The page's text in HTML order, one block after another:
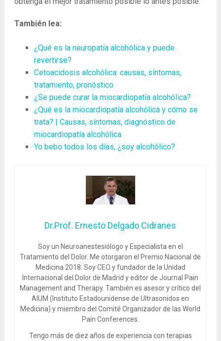
También lea:
¿Qué es la neuropatía alcohólica y puede
revertirse?
Cetoacidosis alcohólica: causas, síntomas,
tratamiento, pronóstico
¿Se puede curar la miocardiopatía alcohólica?
¿Qué es la miocardiopatía alcohólica y cómo se
trata? | Causas, síntomas, diagnóstico de
miocardiopatía alcohólica
Yo bebo todos los días, ¿soy alcohólico?
Dr.Prof. Ernesto Delgado Cidranes
Soy un Neuroanestesiólogo y Especialista en el
Tratamiento del Dolor. Me otorgaron el Premio Nacional de
Medicina 2018. Soy CEO y fundador de la Unidad
Internacional del Dolor de Madrid y editor de Journal Pain
Management and Therapy. También es asesor y crítico del
AIUM (Instituto Estadounidense de Ultrasonidos en
Medicina) y miembro del Comité Organizador de las World
Pain Conferences.
Tengo más de diez años de experiencia con terapias